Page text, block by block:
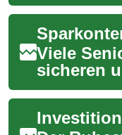
Geld für
Zeitraum
Viele
sicheren
etwas